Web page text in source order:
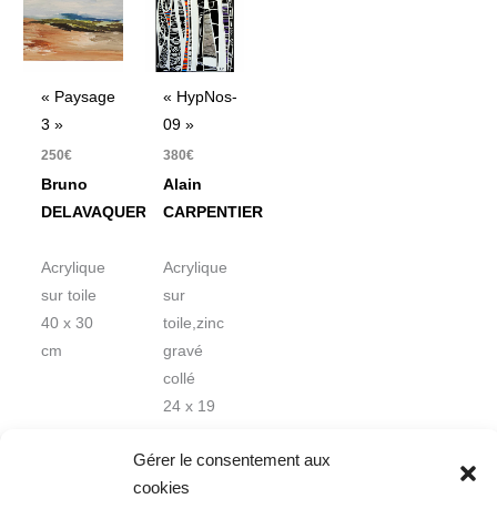
Gérer le consentement aux
cookies
« Paysage
3 »
250€
Bruno
DELAVAQUERIE
Acrylique
sur toile
40 x 30
cm
« HypNos-
09 »
380€
Alain
CARPENTIER
Acrylique
sur
toile,zinc
gravé
collé
24 x 19